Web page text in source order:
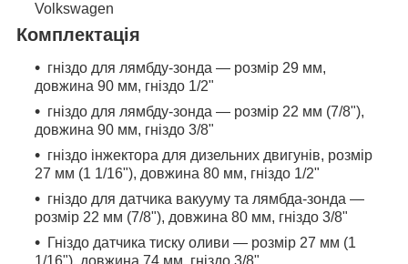
Volkswagen
Комплектація
гніздо для лямбду-зонда — розмір 29 мм,
довжина 90 мм, гніздо 1/2"
гніздо для лямбду-зонда — розмір 22 мм (7/8"),
довжина 90 мм, гніздо 3/8"
гніздо інжектора для дизельних двигунів, розмір
27 мм (1 1/16"), довжина 80 мм, гніздо 1/2"
гніздо для датчика вакууму та лямбда-зонда —
розмір 22 мм (7/8"), довжина 80 мм, гніздо 3/8"
Гніздо датчика тиску оливи — розмір 27 мм (1
1/16"), довжина 74 мм, гніздо 3/8"